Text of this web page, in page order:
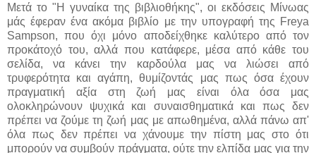
Μετά το "Η γυναίκα της βιβλιοθήκης", οι εκδόσεις Μίνωας
μάς έφεραν ένα ακόμα βιβλίο με την υπογραφή της Freya
Sampson, που όχι μόνο αποδείχθηκε καλύτερο από τον
προκάτοχό του, αλλά που κατάφερε, μέσα από κάθε του
σελίδα, να κάνει την καρδούλα μας να λιώσει από
τρυφερότητα και αγάπη, θυμίζοντάς μας πως όσα έχουν
πραγματική αξία στη ζωή μας είναι όλα όσα μας
ολοκληρώνουν ψυχικά και συναισθηματικά και πως δεν
πρέπει να ζούμε τη ζωή μας με απωθημένα, αλλά πάνω απ'
όλα πως δεν πρέπει να χάνουμε την πίστη μας στο ότι
μπορούν να συμβούν πράγματα, ούτε την ελπίδα μας για την